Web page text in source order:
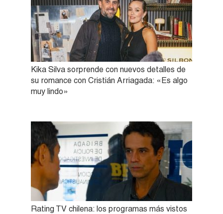
Kika Silva sorprende con nuevos detalles de
su romance con Cristián Arriagada: «Es algo
muy lindo»
Rating TV chilena: los programas más vistos